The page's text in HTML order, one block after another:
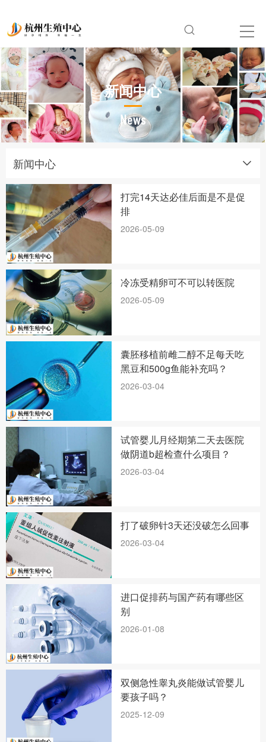
新闻中心
News
新闻中心
打完14天达必佳后面是不是促
排
2026-05-09
冷冻受精卵可不可以转医院
2026-05-09
囊胚移植前雌二醇不足每天吃
黑豆和500g鱼能补充吗？
2026-03-04
试管婴儿月经期第二天去医院
做阴道b超检查什么项目？
2026-03-04
打了破卵针3天还没破怎么回事
2026-03-04
进口促排药与国产药有哪些区
别
2026-01-08
双侧急性睾丸炎能做试管婴儿
要孩子吗？
2025-12-09